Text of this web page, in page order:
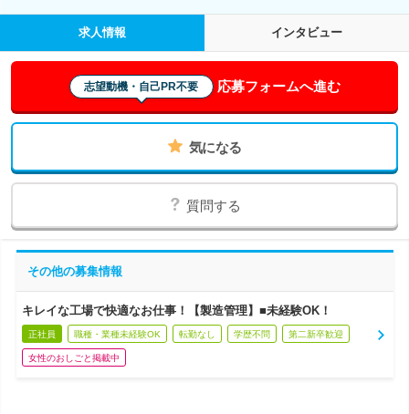
求人情報 インタビュー
志望動機・自己PR不要 応募フォームへ進む
気になる
質問する
その他の募集情報
キレイな工場で快適なお仕事！【製造管理】■未経験OK！
正社員 職種・業種未経験OK 転勤なし 学歴不問 第二新卒歓迎
女性のおしごと掲載中